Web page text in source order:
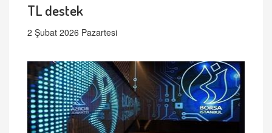
TL destek
2 Şubat 2026 Pazartesi